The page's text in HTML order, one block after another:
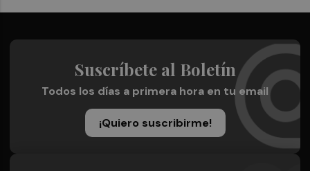
Suscríbete al Boletín
Todos los días a primera hora en tu email
¡Quiero suscribirme!